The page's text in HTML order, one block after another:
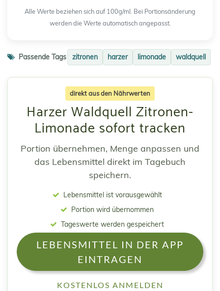
Alle Werte beziehen sich auf 100g/ml. Bei Portionsänderung
werden die Werte automatisch angepasst.
Passende Tags zitronen harzer limonade waldquell
direkt aus den Nährwerten
Harzer Waldquell Zitronen-
Limonade sofort tracken
Portion übernehmen, Menge anpassen und
das Lebensmittel direkt im Tagebuch
speichern.
Lebensmittel ist vorausgewählt
Portion wird übernommen
Tageswerte werden gespeichert
LEBENSMITTEL IN DER APP
EINTRAGEN
KOSTENLOS ANMELDEN